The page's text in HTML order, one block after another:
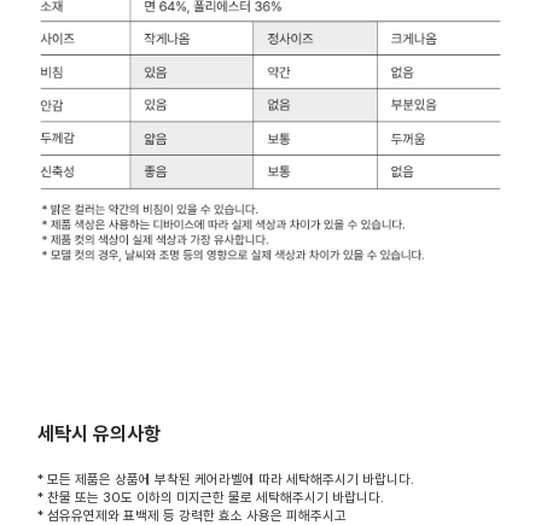
세탁시 유의사항
* 모든 제품은 상품에 부착된 케어라벨에 따라 세탁해주시기 바랍니다.
* 찬물 또는 30도 이하의 미지근한 물로 세탁해주시기 바랍니다.
* 섬유유연제와 표백제 등 강력한 효소 사용은 피해주시고